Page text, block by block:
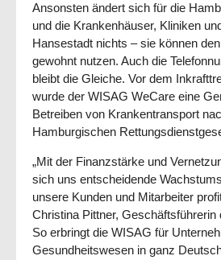
Ansonsten ändert sich für die
und die Krankenhäuser, Kliniken
Hansestadt nichts – sie können
gewohnt nutzen. Auch die
bleibt die Gleiche. Vor dem
wurde der WISAG WeCare eine
Betreiben von Krankentransport
Hamburgischen
„Mit der Finanzstärke und
sich uns entscheidende
unsere Kunden und Mitarbeiter
Christina Pittner, Geschäftsführerin
So erbringt die WISAG für
Gesundheitswesen in ganz